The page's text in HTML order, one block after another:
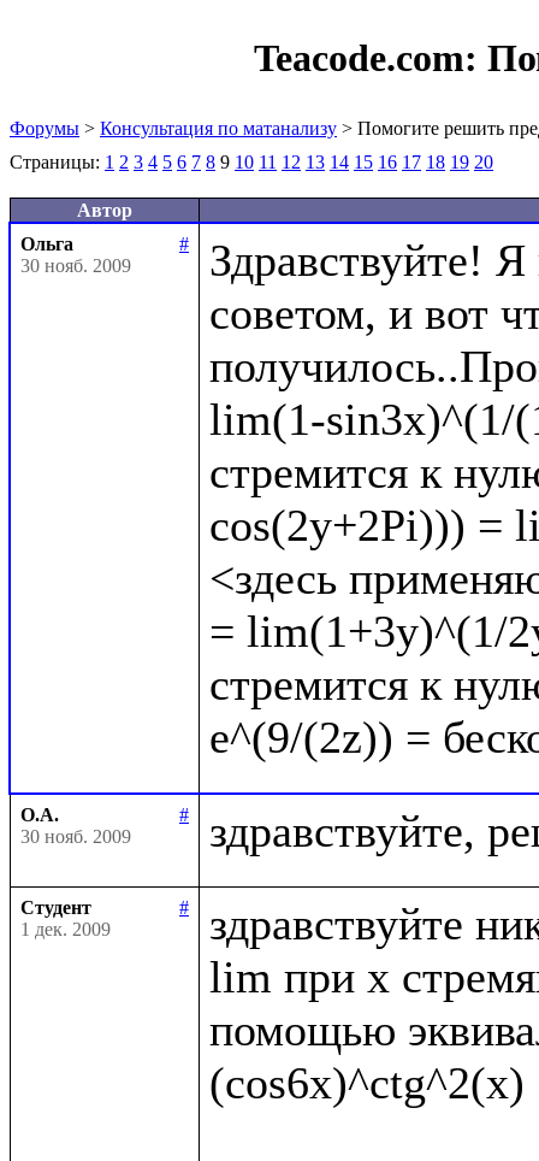
Teacode.com:
Форумы > Консультация по матанализу > Помогите решить
Страницы: 1 2 3 4 5 6 7 8 9 10 11 12 13 14 15 16 17 18 19 20
Автор
Ольга
#
30 нояб. 2009
Здравствуйте!
советом, и вот
lim(1-sin3x)^(1/
стремится к
cos(2y+2Pi))) =
<здесь
= lim(1+3y)^(1/
стремится к
О.А.
#
30 нояб. 2009
Студент
#
1 дек. 2009
здравствуйте
lim при x
помощью
(cos6x)^ctg^2(x)